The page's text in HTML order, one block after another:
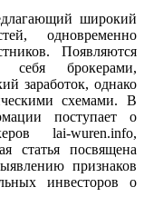
широкий
одновременно
Появляются
себя брокерами,
заработок, однако
схемами. В
поступает о
lai-wuren.info,
статья посвящена
признаков
инвесторов о